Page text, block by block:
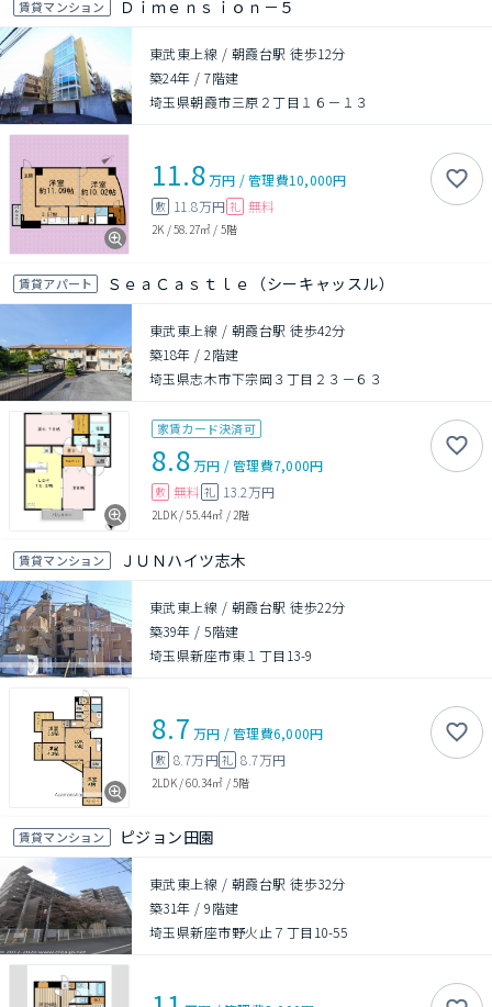
賃貸マンション Ｄｉｍｅｎｓｉｏｎ－５
東武東上線 / 朝霞台駅 徒歩12分
築24年 /7階建
埼玉県朝霞市三原２丁目１６－１３
11.8万円 /管理費10,000円
敷 11.8万円 礼 無料
2K /58.27㎡ / 5階
賃貸アパート ＳｅａＣａｓｔｌｅ（シーキャッスル）
東武東上線 / 朝霞台駅 徒歩42分
築18年 /2階建
埼玉県志木市下宗岡３丁目２３－６３
家賃カード決済可
8.8万円 /管理費7,000円
敷 無料 礼 13.2万円
2LDK/55.44㎡ /2階
賃貸マンション ＪＵＮハイツ志木
東武東上線 / 朝霞台駅 徒歩22分
築39年 /5階建
埼玉県新座市東１丁目13-9
8.7 万円 /管理費6,000円
敷 8.7万円礼 8.7万円
2LDK/60.34㎡ /5階
賃貸マンション ピジョン田園
東武東上線 / 朝霞台駅 徒歩32分
築31年 /9階建
埼玉県新座市野火止７丁目10-55